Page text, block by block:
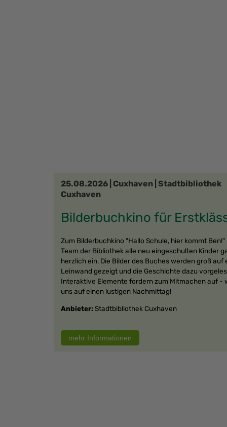
25.08.2026 | Cuxhaven | Stadtbibliothek
Cuxhaven
Bilderbuchkino für
Zum Bilderbuchkino "Hallo Schule, hier kommt Ben!"
Team der Bibliothek alle neu eingeschulten Kinder
herzlich ein. Die Bilder des Buches werden groß auf
Leinwand gezeigt und die Geschichte dazu
Interaktive Elemente fordern zum Mitmachen auf -
uns auf einen lustigen Nachmittag!
Anbieter: Stadtbibliothek Cuxhaven